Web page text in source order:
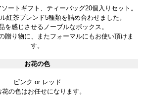
ートギフト、ティーバッグ20個入りセット。
紅茶ブレンド5種類を詰め合わせました。
を感じさせるノーブルなボックス。
贈り物に、またフォーマルにもお使い頂けま
す。
お花の色
ピンク or レッド
の色はお任せになります。